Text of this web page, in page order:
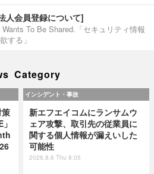
人会員登録について]
To Be Shared.「セキュリティ情報
する」
Category
インシデント・事故
新エフエイコムにランサムウ
ェア攻撃、取引先の従業員に
関する個人情報が漏えいした
可能性
2026.8.6 Thu 8:05